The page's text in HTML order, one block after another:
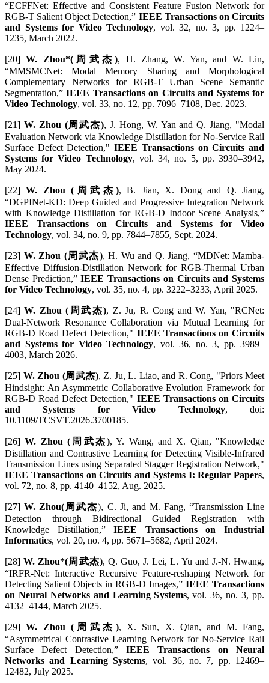
“ECFFNet: Effective and Consistent Feature Fusion Network for
RGB-T Salient Object Detection,” IEEE Transactions on Circuits
and Systems for Video Technology, vol. 32, no. 3, pp. 1224–
1235, March 2022.
[20]W. Zhou*(周武杰), H. Zhang, W. Yan, and W. Lin,
“MMSMCNet: Modal Memory Sharing and Morphological
Complementary Networks for RGB-T Urban Scene Semantic
Segmentation,”IEEE Transactions on Circuits and Systems for
Video Technology, vol. 33, no. 12, pp. 7096–7108, Dec. 2023.
[21] W. Zhou (周武杰), J. Hong, W. Yan and Q. Jiang, "Modal
Evaluation Network via Knowledge Distillation for No-Service Rail
Surface Defect Detection,"IEEE Transactions on Circuits and
Systems for Video Technology, vol. 34, no. 5, pp. 3930–3942,
May 2024.
[22]W. Zhou (周武杰), B. Jian, X. Dong and Q. Jiang,
“DGPINet-KD: Deep Guided and Progressive Integration Network
with Knowledge Distillation for RGB-D Indoor Scene Analysis,”
IEEE Transactions on Circuits and Systems for Video
Technology, vol. 34, no. 9, pp. 7844–7855, Sept. 2024.
[23] W. Zhou (周武杰), H. Wu and Q. Jiang, “MDNet: Mamba-
Effective Diffusion-Distillation Network for RGB-Thermal Urban
Dense Prediction,”IEEE Transactions on Circuits and Systems
for Video Technology, vol. 35, no. 4, pp. 3222–3233, April 2025.
[24]W. Zhou (周武杰), Z. Ju, R. Cong and W. Yan, "RCNet:
Dual-Network Resonance Collaboration via Mutual Learning for
RGB-D Road Defect Detection," IEEE Transactions on Circuits
and Systems for Video Technology, vol. 36, no. 3, pp. 3989–
4003, March 2026.
[25] W. Zhou (周武杰), Z. Ju, L. Liao, and R. Cong, "Priors Meet
Hindsight: An Asymmetric Collaborative Evolution Framework for
RGB-D Road Defect Detection," IEEE Transactions on Circuits
and Systems for Video Technology, doi:
10.1109/TCSVT.2026.3700185.
[26]W. Zhou (周武杰), Y. Wang, and X. Qian, "Knowledge
Distillation and Contrastive Learning for Detecting Visible-Infrared
Transmission Lines using Separated Stagger Registration Network,"
IEEE Transactions on Circuits and Systems I: Regular Papers,
vol. 72, no. 8, pp. 4140–4152, Aug. 2025.
[27]W. Zhou(周武杰), C. Ji, and M. Fang, “Transmission Line
Detection through Bidirectional Guided Registration with
Knowledge Distillation,”IEEE Transactions on Industrial
Informatics, vol. 20, no. 4, pp. 5671–5682, April 2024.
[28]W. Zhou*(周武杰), Q. Guo, J. Lei, L. Yu and J.-N. Hwang,
“IRFR-Net: Interactive Recursive Feature-reshaping Network for
Detecting Salient Objects in RGB-D Images,” IEEE Transactions
on Neural Networks and Learning Systems, vol. 36, no. 3, pp.
4132–4144, March 2025.
[29]W. Zhou (周武杰), X. Sun, X. Qian, and M. Fang,
“Asymmetrical Contrastive Learning Network for No-Service Rail
Surface Defect Detection,” IEEE Transactions on Neural
Networks and Learning Systems, vol. 36, no. 7, pp. 12469–
12482, July 2025.